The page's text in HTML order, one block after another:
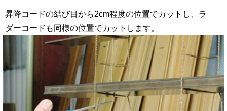
昇降コードの結び目から2cm程度の位置でカットし、ラ
ダーコードも同様の位置でカットします。